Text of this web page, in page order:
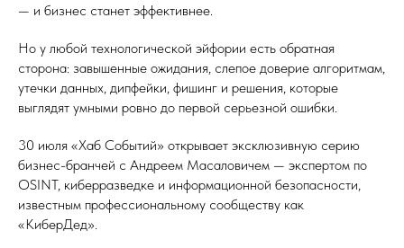
— и бизнес станет эффективнее.
Но у любой технологической эйфории есть обратная
сторона: завышенные ожидания, слепое доверие алгоритмам,
утечки данных, дипфейки, фишинг и решения, которые
выглядят умными ровно до первой серьезной ошибки.
30 июля «Хаб Событий» открывает эксклюзивную серию
бизнес-бранчей с Андреем Масаловичем — экспертом по
OSINT, киберразведке и информационной безопасности,
известным профессиональному сообществу как
«КиберДед».